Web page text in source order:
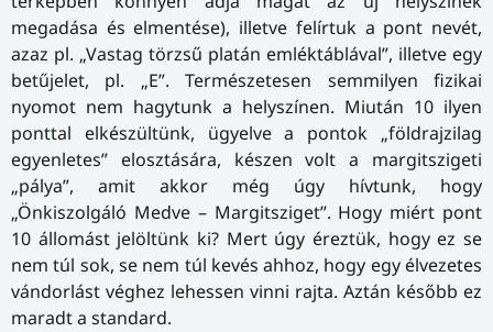
megadása és elmentése), illetve felírtuk a pont nevét,
azaz pl. „Vastag törzsű platán emléktáblával”, illetve egy
betűjelet, pl. „E”. Természetesen semmilyen fizikai
nyomot nem hagytunk a helyszínen. Miután 10 ilyen
ponttal elkészültünk, ügyelve a pontok „földrajzilag
egyenletes” elosztására, készen volt a margitszigeti
„pálya”, amit akkor még úgy hívtunk, hogy
„Önkiszolgáló Medve – Margitsziget”. Hogy miért pont
10 állomást jelöltünk ki? Mert úgy éreztük, hogy ez se
nem túl sok, se nem túl kevés ahhoz, hogy egy élvezetes
vándorlást véghez lehessen vinni rajta. Aztán később ez
maradt a standard.